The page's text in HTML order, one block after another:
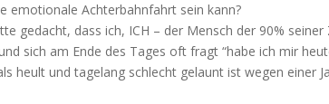
emotionale Achterbahnfahrt sein kann?
gedacht, dass ich, ICH – der Mensch der 90%
sich am Ende des Tages oft fragt “habe ich mir
heult und tagelang schlecht gelaunt ist wegen einer